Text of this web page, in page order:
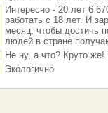
Интересно - 20 лет 6
работать с 18 лет. И
месяц, чтобы достичь
людей в стране
Не ну, а что? Круто
Экологично